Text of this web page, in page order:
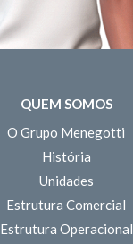
QUEM SOMOS
O Grupo Menegotti
História
Unidades
Estrutura Comercial
Estrutura Operacional